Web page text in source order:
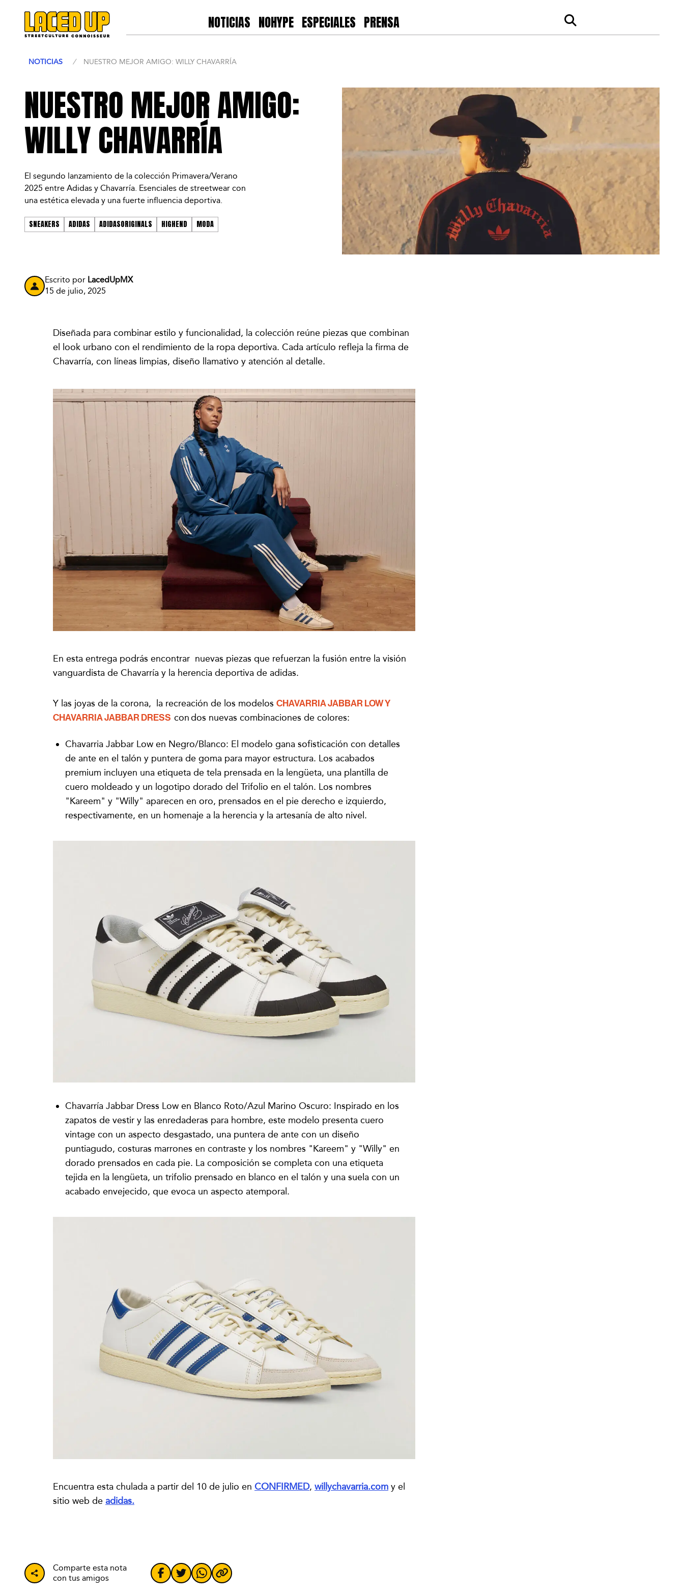
NOTICIAS NOHYPE ESPECIALES PRENSA
NOTICIAS / NUESTRO MEJOR AMIGO: WILLY CHAVARRÍA
NUESTRO MEJOR AMIGO:
WILLY CHAVARRÍA
El segundo lanzamiento de la colección Primavera/Verano
2025 entre Adidas y Chavarría. Esenciales de streetwear con
una estética elevada y una fuerte influencia deportiva.
SNEAKERS ADIDAS ADIDASORIGINALS HIGHEND MODA
Escrito por LacedUpMX
15 de julio, 2025
Diseñada para combinar estilo y funcionalidad, la colección reúne piezas que combinan
el look urbano con el rendimiento de la ropa deportiva. Cada artículo refleja la firma de
Chavarría, con líneas limpias, diseño llamativo y atención al detalle.
En esta entrega podrás encontrar nuevas piezas que refuerzan la fusión entre la visión
vanguardista de Chavarría y la herencia deportiva de adidas.
Y las joyas de la corona, la recreación de los modelos CHAVARRIA JABBAR LOW Y
CHAVARRIA JABBAR DRESS condos nuevas combinaciones de colores:
Chavarria Jabbar Low en Negro/Blanco: El modelo gana sofisticación con detalles
de ante en el talón y puntera de goma para mayor estructura. Los acabados
premium incluyen una etiqueta de tela prensada en la lengüeta, una plantilla de
cuero moldeado y un logotipo dorado del Trifolio en el talón. Los nombres
"Kareem" y "Willy" aparecen en oro, prensados en el pie derecho e izquierdo,
respectivamente, en un homenaje a la herencia y la artesanía de alto nivel.
Chavarría Jabbar Dress Low en Blanco Roto/Azul Marino Oscuro: Inspirado en los
zapatos de vestir y las enredaderas para hombre, este modelo presenta cuero
vintage con un aspecto desgastado, una puntera de ante con un diseño
puntiagudo, costuras marrones en contraste y los nombres "Kareem" y "Willy" en
dorado prensados en cada pie. La composición se completa con una etiqueta
tejida en la lengüeta, un trifolio prensado en blanco en el talón y una suela con un
acabado envejecido, que evoca un aspecto atemporal.
Encuentra esta chulada a partir del 10 de julio en CONFIRMED, willychavarria.com y el
sitio web de adidas.
Comparte esta nota
con tus amigos